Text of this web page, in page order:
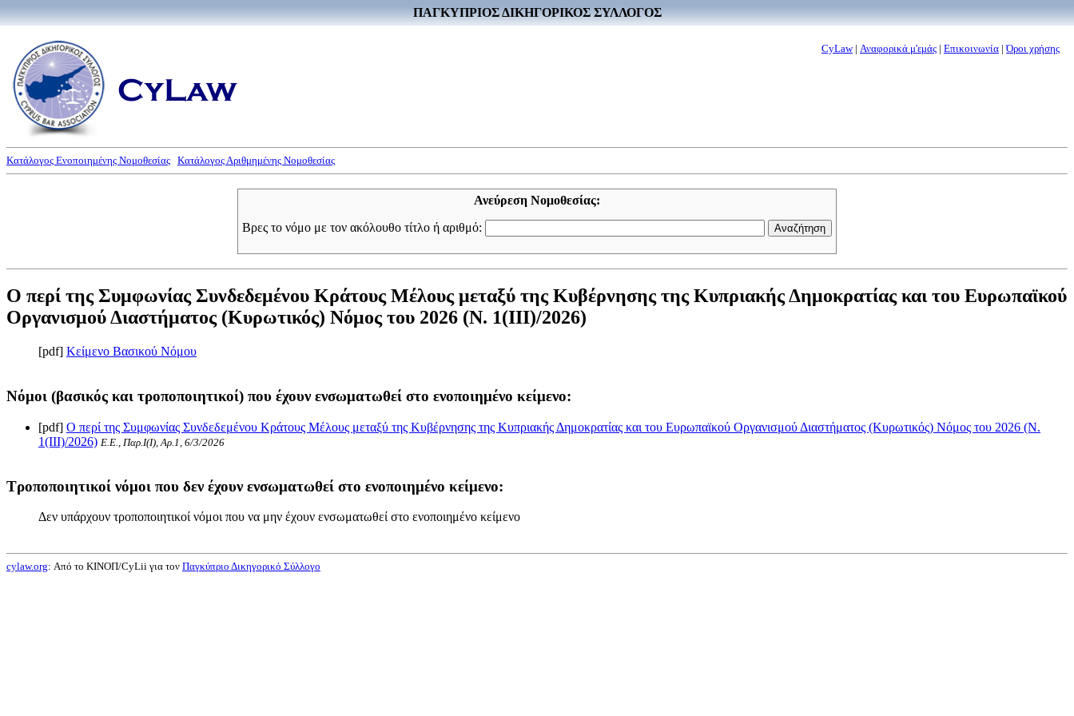
ΠΑΓΚΥΠΡΙΟΣ ΔΙΚΗΓΟΡΙΚΟΣ ΣΥΛΛΟΓΟΣ
CyLaw| Αναφορικά μ'εμάς | Επικοινωνία |Όροι χρήσης
Κατάλογος Ενοποιημένης Νομοθεσίας Κατάλογος Αριθμημένης Νομοθεσίας
Ανεύρεση Νομοθεσίας:
Βρες το νόμο με τον ακόλουθο τίτλο ή αριθμό:
Ο περί της Συμφωνίας Συνδεδεμένου Κράτους Μέλους μεταξύ της Κυβέρνησης της Κυπριακής Δημοκρατίας και του Ευρωπαϊκού
Οργανισμού Διαστήματος (Κυρωτικός) Νόμος του 2026 (Ν. 1(III)/2026)
[pdf] Κείμενο Βασικού Νόμου
Νόμοι (βασικός και τροποποιητικοί) που έχουν ενσωματωθεί στο ενοποιημένο κείμενο:
[pdf] Ο περί της Συμφωνίας Συνδεδεμένου Κράτους Μέλους μεταξύ της Κυβέρνησης της Κυπριακής Δημοκρατίας και του Ευρωπαϊκού Οργανισμού Διαστήματος (Κυρωτικός) Νόμος του 2026 (Ν.
1(III)/2026) Ε.Ε., Παρ.Ι(I), Αρ.1, 6/3/2026
Τροποποιητικοί νόμοι που δεν έχουν ενσωματωθεί στο ενοποιημένο κείμενο:
Δεν υπάρχουν τροποποιητικοί νόμοι που να μην έχουν ενσωματωθεί στο ενοποιημένο κείμενο
cylaw.org: Από το ΚΙΝOΠ/CyLii για τον Παγκύπριο Δικηγορικό Σύλλογο